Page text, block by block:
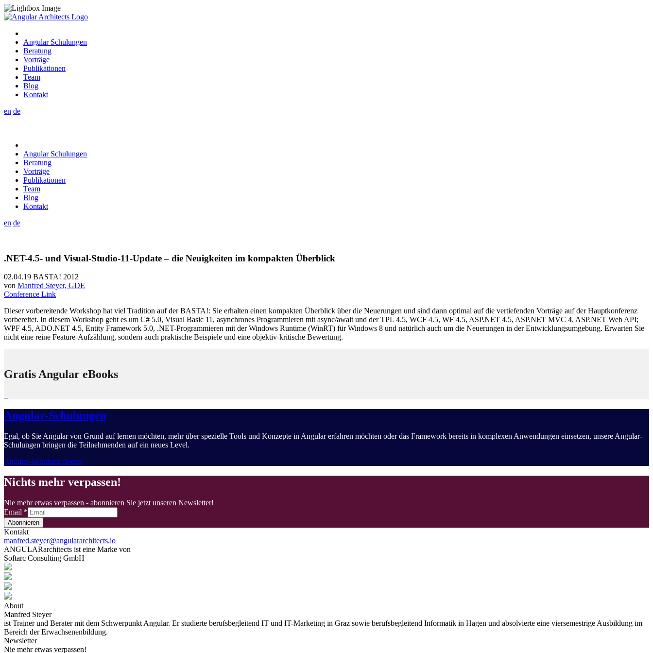
Angular Schulungen
Beratung
Vorträge
Publikationen
Team
Blog
Kontakt
en de
Angular Schulungen
Beratung
Vorträge
Publikationen
Team
Blog
Kontakt
en de
.NET-4.5- und Visual-Studio-11-Update – die Neuigkeiten im kompakten Überblick
02.04.19 BASTA! 2012
von Manfred Steyer, GDE
Conference Link
Dieser vorbereitende Workshop hat viel Tradition auf der BASTA!: Sie erhalten einen kompakten Überblick über die Neuerungen und sind dann optimal auf die vertiefenden Vorträge auf der Hauptkonferenz
vorbereitet. In diesem Workshop geht es um C# 5.0, Visual Basic 11, asynchrones Programmieren mit async/await und der TPL 4.5, WCF 4.5, WF 4.5, ASP.NET 4.5, ASP.NET MVC 4, ASP.NET Web API;
WPF 4.5, ADO.NET 4.5, Entity Framework 5.0, .NET-Programmieren mit der Windows Runtime (WinRT) für Windows 8 und natürlich auch um die Neuerungen in der Entwicklungsumgebung. Erwarten Sie
nicht eine reine Feature-Aufzählung, sondern auch praktische Beispiele und eine objektiv-kritische Bewertung.
Gratis Angular eBooks
Angular-Schulungen
Egal, ob Sie Angular von Grund auf lernen möchten, mehr über spezielle Tools und Konzepte in Angular erfahren möchten oder das Framework bereits in komplexen Anwendungen einsetzen, unsere Angular-
Schulungen bringen die Teilnehmenden auf ein neues Level.
Angular-Schulung finden
Nichts mehr verpassen!
Nie mehr etwas verpassen - abonnieren Sie jetzt unseren Newsletter!
Email *
Abonnieren
Kontakt
manfred.steyer@angulararchitects.io
ANGULARarchitects ist eine Marke von
Softarc Consulting GmbH
About
Manfred Steyer
ist Trainer und Berater mit dem Schwerpunkt Angular. Er studierte berufsbegleitend IT und IT-Marketing in Graz sowie berufsbegleitend Informatik in Hagen und absolvierte eine viersemestrige Ausbildung im
Bereich der Erwachsenenbildung.
Newsletter
Nie mehr etwas verpassen!